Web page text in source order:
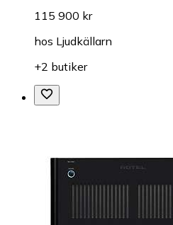
115 900 kr
hos Ljudkällarn
+2 butiker